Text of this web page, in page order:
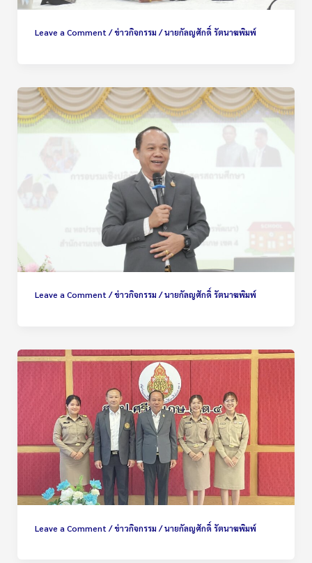
Leave a Comment/ข่าวกิจกรรม /นายกัลญศักดิ์ รัตนาฆพิมพ์
Leave a Comment/ข่าวกิจกรรม /นายกัลญศักดิ์ รัตนาฆพิมพ์
Leave a Comment /ข่าวกิจกรรม /นายกัลญศักดิ์ รัตนาฆพิมพ์